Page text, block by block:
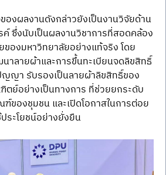
องผลงานดังกล่าวยังเป็นงานวิจัยด้าน
ซึ่งนับเป็นผลงานวิชาการที่สอดคล้อง
องมหาวิทยาลัยอย่างแท้จริง โดย
าลายผ้าและการขึ้นทะเบียนจดลิขสิทธิ์
ญา รับรองเป็นลายผ้าลิขสิทธิ์ของ
ย์อย่างเป็นทางการ ที่ช่วยยกระดับ
ของชุมชน และเปิดโอกาสในการต่อย
ระโยชน์อย่างยั่งยืน